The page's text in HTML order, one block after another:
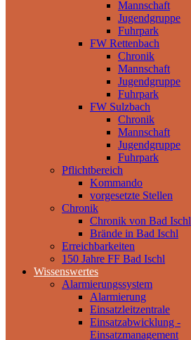
Mannschaft
Jugendgruppe
Fuhrpark
FW Rettenbach
Chronik
Mannschaft
Jugendgruppe
Fuhrpark
FW Sulzbach
Chronik
Mannschaft
Jugendgruppe
Fuhrpark
Pflichtbereich
Kommando
vorgesetzte Stellen
Chronik
Chronik von Bad Ischl
Brände in Bad Ischl
Erreichbarkeiten
150 Jahre FF Bad Ischl
Wissenswertes
Alarmierungssystem
Alarmierung
Einsatzleitzentrale
Einsatzabwicklung -
Einsatzmanagement